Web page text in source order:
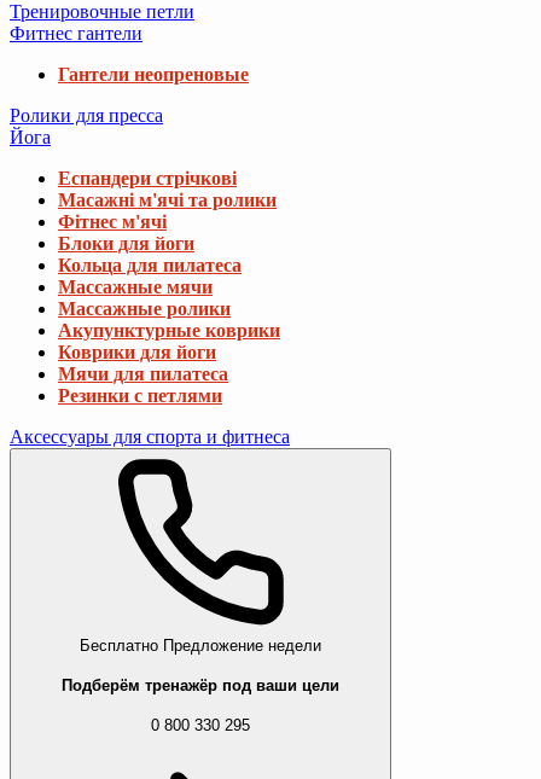
Тренировочные петли
Фитнес гантели
Гантели неопреновые
Ролики для пресса
Йога
Еспандери стрічкові
Масажні м'ячі та ролики
Фітнес м'ячі
Блоки для йоги
Кольца для пилатеса
Массажные мячи
Массажные ролики
Акупунктурные коврики
Коврики для йоги
Мячи для пилатеса
Резинки с петлями
Аксессуары для спорта и фитнеса
Бесплатно Предложение недели
Подберём тренажёр под ваши цели
0 800 330 295